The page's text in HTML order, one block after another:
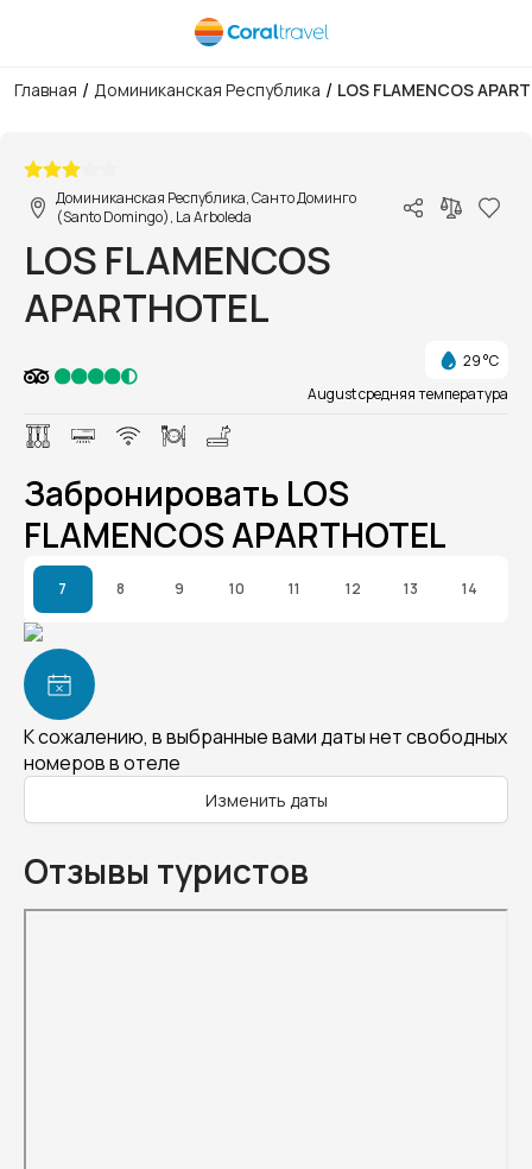
Главная / Доминиканская Республика / LOS FLAMENCOS
Доминиканская Республика, Санто Доминго
(Santo Domingo), La Arboleda
LOS FLAMENCOS
APARTHOTEL
29 °C
August средняя температура
Забронировать LOS
FLAMENCOS APARTHOTEL
7 8 9 10 11 12 13 14
К сожалению, в выбранные вами даты нет свободных
номеров в отеле
Изменить даты
Отзывы туристов